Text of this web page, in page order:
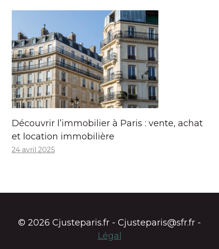
Découvrir l’immobilier à Paris : vente, achat
et location immobilière
24 avril 2025
© 2026 Cjusteparis.fr - Cjusteparis@sfr.fr -
Légal